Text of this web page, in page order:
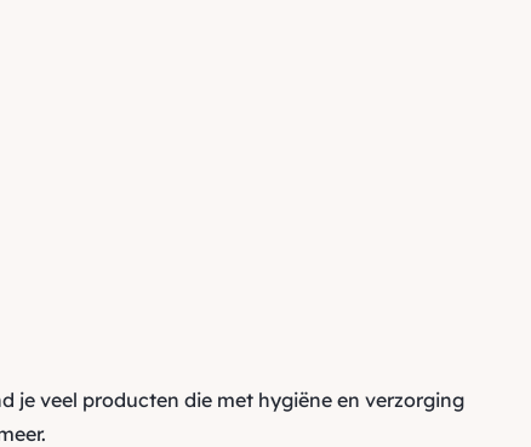
je veel producten die met hygiëne en verzorging